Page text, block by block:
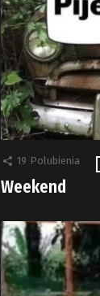
19 Polubienia
Weekend